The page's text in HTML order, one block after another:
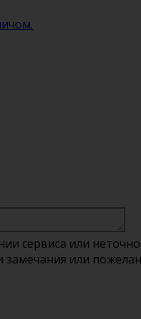
сервиса или
замечания или